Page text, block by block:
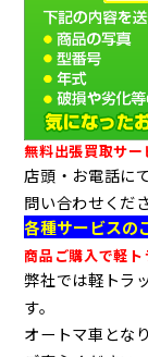
無料出張買取サー
店頭・お電話に
問い合わせくださ
各種サービスの
商品ご購入で軽
弊社では軽トラ
す。
オートマ車とな